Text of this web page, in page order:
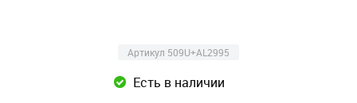
Артикул 509U+AL2995
Есть в наличии